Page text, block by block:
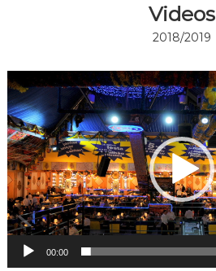
Videos
2018/2019
Reprodutor
de
vídeo
00:00